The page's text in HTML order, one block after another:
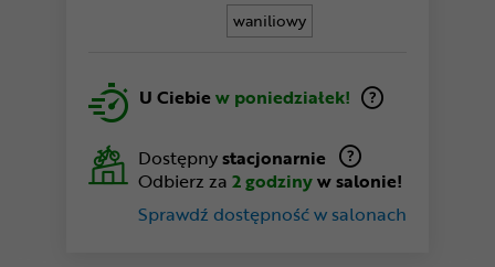
waniliowy
U Ciebiew poniedziałek!
Dostępnystacjonarnie
Odbierz za 2 godzinyw salonie!
Sprawdź dostępność w salonach